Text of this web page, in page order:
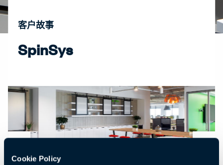
Cookie Policy
客户故事
SpinSys